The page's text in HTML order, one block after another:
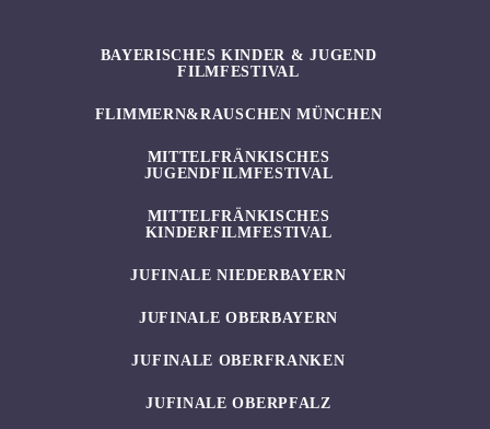
BAYERISCHES KINDER & JUGEND
FILMFESTIVAL
FLIMMERN&RAUSCHEN MÜNCHEN
MITTELFRÄNKISCHES
JUGENDFILMFESTIVAL
MITTELFRÄNKISCHES
KINDERFILMFESTIVAL
JUFINALE NIEDERBAYERN
JUFINALE OBERBAYERN
JUFINALE OBERFRANKEN
JUFINALE OBERPFALZ